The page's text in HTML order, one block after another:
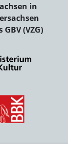
in
(VZG)